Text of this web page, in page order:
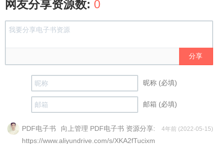
网友分享资源数: 0
分享
昵称 (必填)
邮箱 (必填)
PDF电子书
向上管理 PDF电子书 资源分享:
https://www.aliyundrive.com/s/XKA2fTucixm
4年前 (2022-05-15)